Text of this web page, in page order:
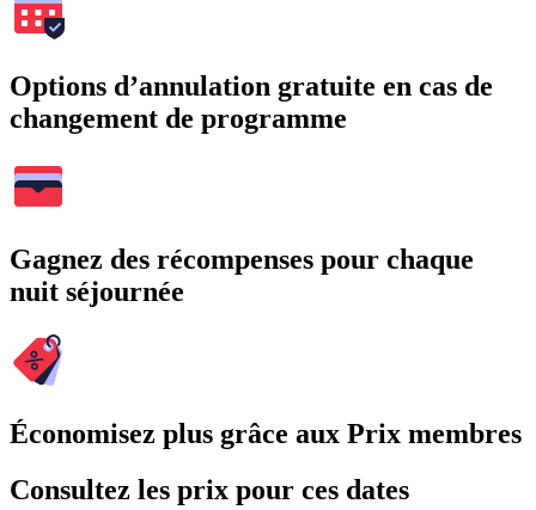
Options d’annulation gratuite en cas de
changement de programme
Gagnez des récompenses pour chaque
nuit séjournée
Économisez plus grâce aux Prix membres
Consultez les prix pour ces dates